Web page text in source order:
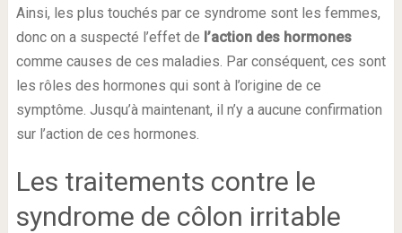
Ainsi, les plus touchés par ce syndrome sont les femmes,
donc on a suspecté l’effet de l’action des hormones
comme causes de ces maladies. Par conséquent, ces sont
les rôles des hormones qui sont à l’origine de ce
symptôme. Jusqu’à maintenant, il n’y a aucune confirmation
sur l’action de ces hormones.
Les traitements contre le
syndrome de côlon irritable